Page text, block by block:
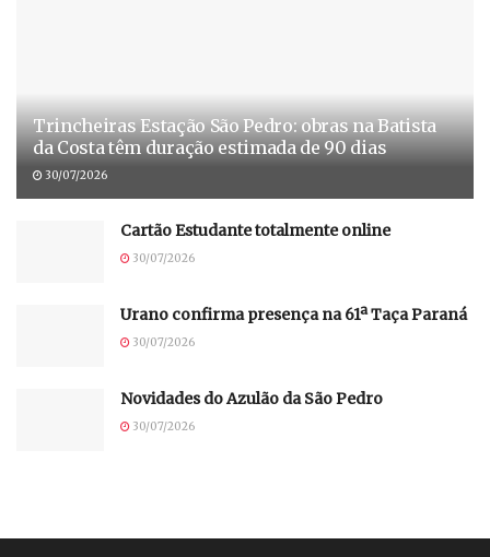
Trincheiras Estação São Pedro: obras na Batista
da Costa têm duração estimada de 90 dias
30/07/2026
Cartão Estudante totalmente online
30/07/2026
Urano confirma presença na 61ª Taça Paraná
30/07/2026
Novidades do Azulão da São Pedro
30/07/2026